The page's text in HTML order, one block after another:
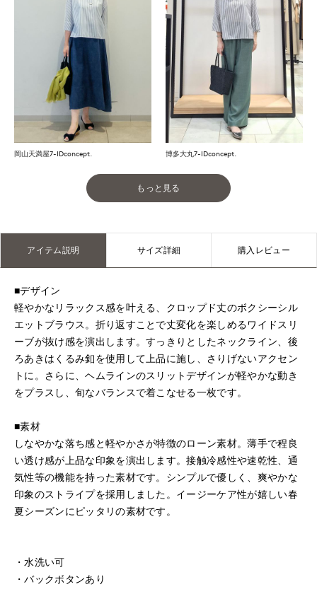
岡山天満屋7-IDconcept. 博多大丸7-IDconcept.
もっと見る
アイテム説明 サイズ詳細 購入レビュー
■デザイン
軽やかなリラックス感を叶える、クロップド丈のボクシーシル
エットブラウス。折り返すことで丈変化を楽しめるワイドスリ
ーブが抜け感を演出します。すっきりとしたネックライン、後
ろあきはくるみ釦を使用して上品に施し、さりげないアクセン
トに。さらに、ヘムラインのスリットデザインが軽やかな動き
をプラスし、旬なバランスで着こなせる一枚です。
■素材
しなやかな落ち感と軽やかさが特徴のローン素材。薄手で程良
い透け感が上品な印象を演出します。接触冷感性や速乾性、通
気性等の機能を持った素材です。シンプルで優しく、爽やかな
印象のストライプを採用しました。イージーケア性が嬉しい春
夏シーズンにピッタリの素材です。
・水洗い可
・バックボタンあり